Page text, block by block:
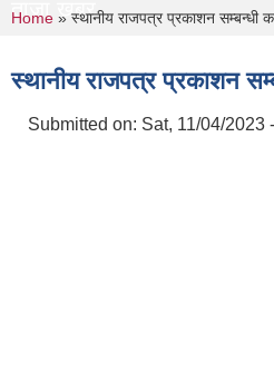
ताजा खबर
You are here
Home » स्थानीय राजपत्र प्रकाशन सम्बन्धी
स्थानीय राजपत्र प्रकाशन
Submitted on: Sat, 11/04/2023